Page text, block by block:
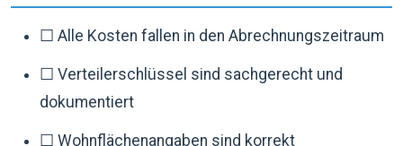
☐ Alle Kosten fallen in den Abrechnungszeitraum
☐ Verteilerschlüssel sind sachgerecht und
dokumentiert
☐ Wohnflächenangaben sind korrekt